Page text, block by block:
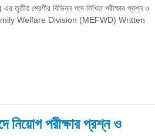
তৃতীয় শ্রেণীর বিভিন্ন পদে লিখিত পরীক্ষার প্রশ্ন ও
Welfare Division (MEFWD) Written
নিয়োগ পরীক্ষার প্রশ্ন ও